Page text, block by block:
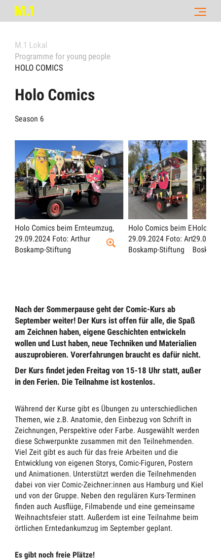
M.1 Lokal
Programme for young people
HOLO COMICS
Holo Comics
Season 6
Holo Comics beim Ernteumzug,
29.09.2024 Foto: Arthur
Boskamp-Stiftung
Holo Comics beim
29.09.2024 Foto: Arthur
Boskamp-Stiftung
Holo
Nach der Sommerpause geht der Comic-Kurs ab
September weiter! Der Kurs ist offen für alle, die Spaß
am Zeichnen haben, eigene Geschichten entwickeln
wollen und Lust haben, neue Techniken und Materialien
auszuprobieren. Vorerfahrungen braucht es dafür nicht.
Der Kurs findet jeden Freitag von 15-18 Uhr statt, außer
in den Ferien. Die Teilnahme ist kostenlos.
Während der Kurse gibt es Übungen zu unterschiedlichen
Themen, wie z.B. Anatomie, den Einbezug von Schrift in
Zeichnungen, Perspektive oder Farbe. Ausgewählt werden
diese Schwerpunkte zusammen mit den Teilnehmenden.
Viel Zeit gibt es auch für das freie Arbeiten und die
Entwicklung von eigenen Storys, Comic-Figuren, Postern
und Animationen. Unterstützt werden die Teilnehmenden
dabei von vier Comic-Zeichner:innen aus Hamburg und Kiel
und von der Gruppe. Neben den regulären Kurs-Terminen
finden auch Ausflüge, Filmabende und eine gemeinsame
Weihnachtsfeier statt. Außerdem ist eine Teilnahme beim
örtlichen Erntedankumzug im September geplant.
Es gibt noch freie Plätze!